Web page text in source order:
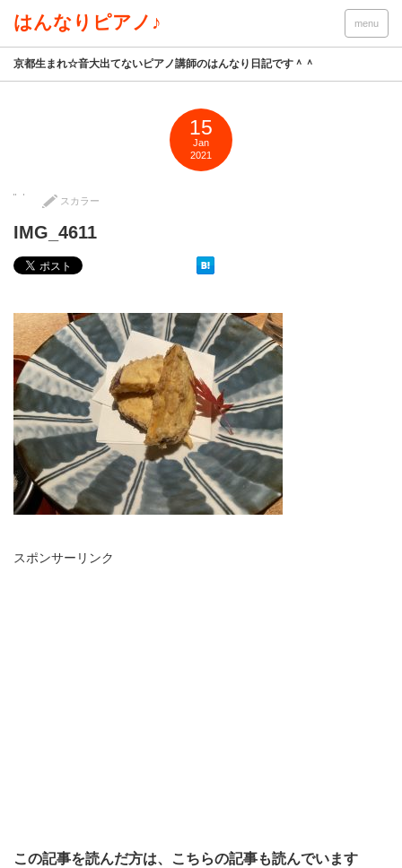
はんなりピアノ♪ menu
京都生まれ☆音大出てないピアノ講師のはんなり日記です＾＾
15
Jan
2021
スカラー
IMG_4611
スポンサーリンク
この記事を読んだ方は、こちらの記事も読んでいます